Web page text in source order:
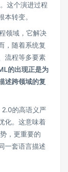
这个演进过程
转变。
领域，它解决
，随着系统复
流程等多要素
的出现正是为
述跨领域的复
2.0的高语义严
化。这意味着
，更重要的
一套语言描述